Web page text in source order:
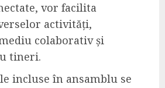
vor facilita
activități,
colaborativ și
tineri.
incluse în ansamblu se